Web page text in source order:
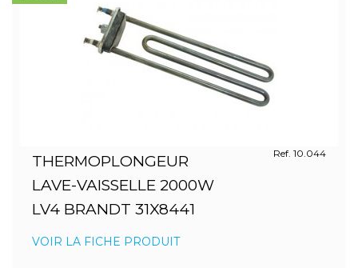
THERMOPLONGEUR
LAVE-VAISSELLE 2000W
LV4 BRANDT 31X8441
Ref. 10.044
VOIR LA FICHE PRODUIT